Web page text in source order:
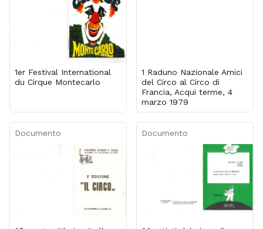
1er Festival International
du Cirque Montecarlo
1 Raduno Nazionale Amici
del Circo al Circo di
Francia, Acqui terme, 4
marzo 1979
Documento Documento